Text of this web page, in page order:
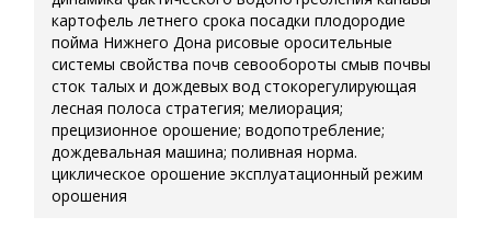
картофель летнего срока посадки плодородие
пойма Нижнего Дона рисовые оросительные
системы свойства почв севообороты смыв почвы
сток талых и дождевых вод стокорегулирующая
лесная полоса стратегия; мелиорация;
прецизионное орошение; водопотребление;
дождевальная машина; поливная норма.
циклическое орошение эксплуатационный режим
орошения